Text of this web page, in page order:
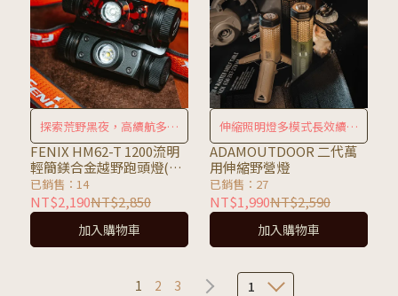
探索荒野黑夜，高續航多功
能頭燈
FENIX HM62-T 1200流明
輕簡鎂合金越野跑頭燈(附
原廠18650電池1顆)
已銷售：14
NT$2,190NT$2,850
加入購物車
伸縮照明燈多模式長效續航
最安心
ADAMOUTDOOR 二代萬
用伸縮野營燈
已銷售：27
NT$1,990NT$2,590
加入購物車
1 2 3 1